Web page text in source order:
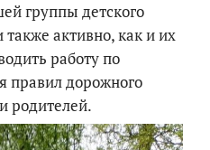
группы детского
активно, как и их
работу по
правил дорожного
родителей.